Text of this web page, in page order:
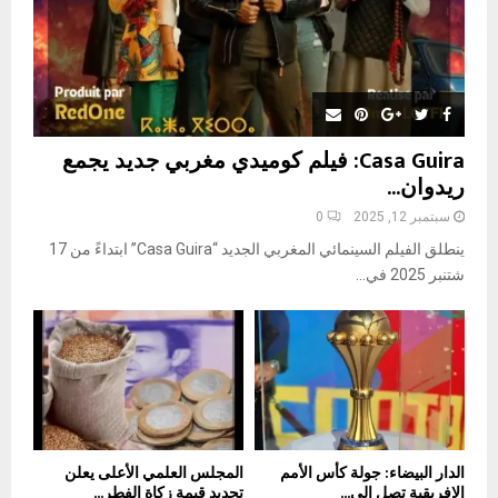
Casa Guira: فيلم كوميدي مغربي جديد يجمع
ريدوان...
سبتمبر 12, 2025 0
ينطلق الفيلم السينمائي المغربي الجديد “Casa Guira” ابتداءً من 17
شتنبر 2025 في...
المجلس العلمي الأعلى يعلن الدار البيضاء: جولة كأس الأمم